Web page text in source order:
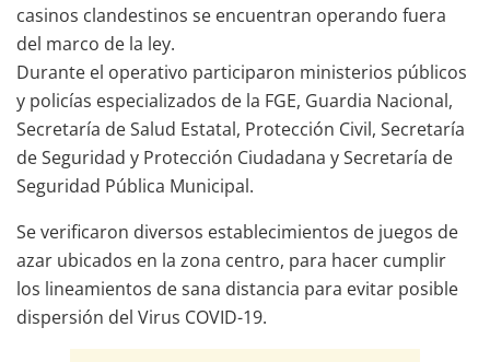
casinos clandestinos se encuentran operando fuera
del marco de la ley.
Durante el operativo participaron ministerios públicos
y policías especializados de la FGE, Guardia Nacional,
Secretaría de Salud Estatal, Protección Civil, Secretaría
de Seguridad y Protección Ciudadana y Secretaría de
Seguridad Pública Municipal.
Se verificaron diversos establecimientos de juegos de
azar ubicados en la zona centro, para hacer cumplir
los lineamientos de sana distancia para evitar posible
dispersión del Virus COVID-19.